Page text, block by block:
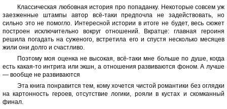
Классическая любовная история про попаданку. Некоторые совсем уж
заезженные штампы автор всё-таки предпочла не задействовать, но
сильно это не помогло. Интересной истории в итоге не будет, весь сюжет
построен исключительно вокруг отношений. Вкратце: главная героиня
решила погадать на суженого, встретила его и спустя несколько месяцев
жили они долго и счастливо.
Поэтому моя оценка не высокая, всё-таки мне больше по душе, когда
есть какая-то интрига или экшн, а отношения развиваются фоном. А лучше
— вообще не развиваются
Эта книга понравится тем, кому хочется чистой романтики без оглядки
на картонность героев, отсутствие логики, рояли в кустах и скомканный
финал.